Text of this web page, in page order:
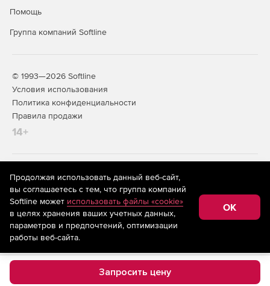
Запросить цену
Помощь
Группа компаний Softline
© 1993—2026 Softline
Условия использования
Политика конфиденциальности
Правила продажи
14+
На информационном ресурсе store.softline.ru применяются
рекомендательные технологии
(информационные технологии
предоставления информации на основе сбора,
систематизации и анализа сведений, относящихся к
предпочтениям пользователей сети «Интернет»,
находящихся на территории Российской Федерации)
Продолжая использовать данный веб-сайт,
вы соглашаетесь с тем, что группа компаний
Softline может использовать файлы «cookie»
в целях хранения ваших учетных данных,
параметров и предпочтений, оптимизации
работы веб-сайта.
OK